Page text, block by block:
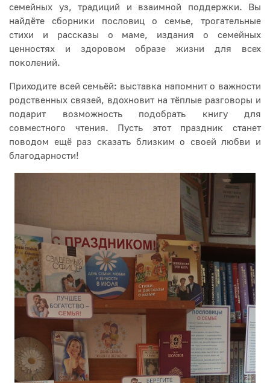
семейных уз, традиций и взаимной поддержки. Вы
найдёте сборники пословиц о семье, трогательные
стихи и рассказы о маме, издания о семейных
ценностях и здоровом образе жизни для всех
поколений.
Приходите всей семьёй: выставка напомнит о важности
родственных связей, вдохновит на тёплые разговоры и
подарит возможность подобрать книгу для
совместного чтения. Пусть этот праздник станет
поводом ещё раз сказать близким о своей любви и
благодарности!